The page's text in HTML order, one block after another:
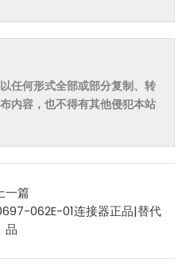
任何形式全部或部分复制、转
内容，也不得有其他侵犯本站
一篇
062E-01连接器正品|替代
品